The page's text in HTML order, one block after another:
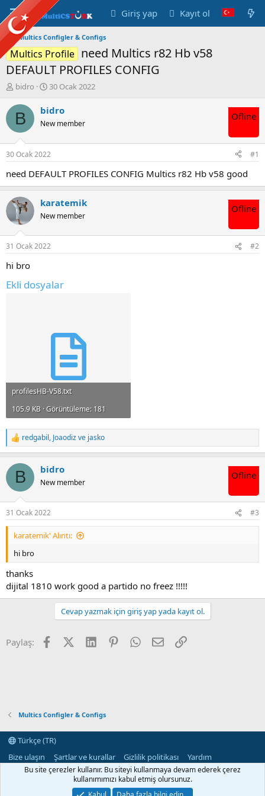
Giriş yap Kayıt ol
Multics Configler & Configs
Multics Profile need Multics r82 Hb v58
DEFAULT PROFILES CONFIG
K
n
u
u
B
a
ş
t
a
n
bidro
B
ş
a
g
ı
ç
r
i
i
30 Ocak 2022
B bidro
New member
Ofline
30 Ocak 2022 #1
need DEFAULT PROFILES CONFIG Multics r82 Hb v58 good
karatemik
New member
Ofline
31 Ocak 2022 #2
hi bro
Ekli dosyalar
profilesHB-V58.txt
105.9 KB · Görüntüleme: 181
T
e
k
l
redgabil, Joaodizve jasko
B bidro
New member
Ofline
31 Ocak 2022 #3
karatemik' Alıntı:
hi bro
thanks
dijital 1810 work good a partido no freez !!!!!
Cevap yazmak için giriş yap yada kayıt ol.
Paylaş: FacebookX (Twitter)
LinkedInPinterestWhatsApp
E-postaLink
Multics Configler & Configs
Türkçe (TR)
Bize ulaşın
Şartlar ve kurallar Gizlilik politikası
Yardım
Ana sayfa
R
Community platform by XenForo ® © 2010-2024 XenForo Ltd.
Bu site çerezler kullanır. Bu siteyi kullanmaya devam ederek çerez
kullanımımızı kabul etmiş olursunuz.